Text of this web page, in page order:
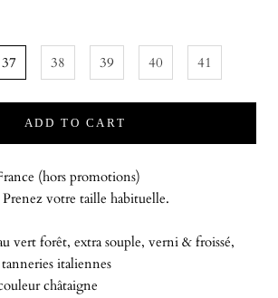
37 38 39 40 41
ADD TO CART
(hors promotions)
votre taille habituelle.
vert forêt, extra souple, verni & froissé,
italiennes
châtaigne